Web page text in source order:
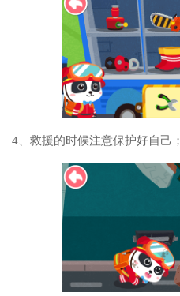
4、救援的时候注意保护好自己；